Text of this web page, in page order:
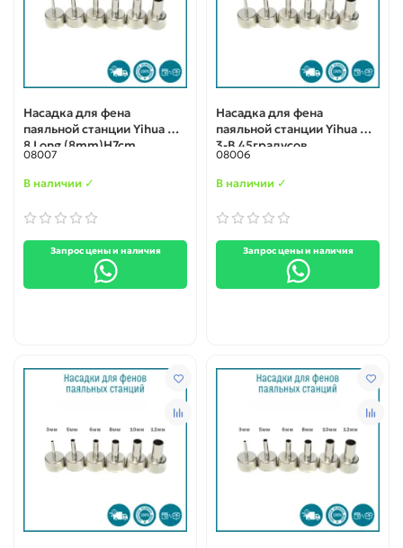
Насадка для фена
паяльной станции Yihua N-
8 Long (8mm)H7cm
08007
В наличии ✓
Запрос цены и наличия
Насадка для фена
паяльной станции Yihua N-
3-B 45градусов
(3mm)H7cm
08006
В наличии ✓
Запрос цены и наличия